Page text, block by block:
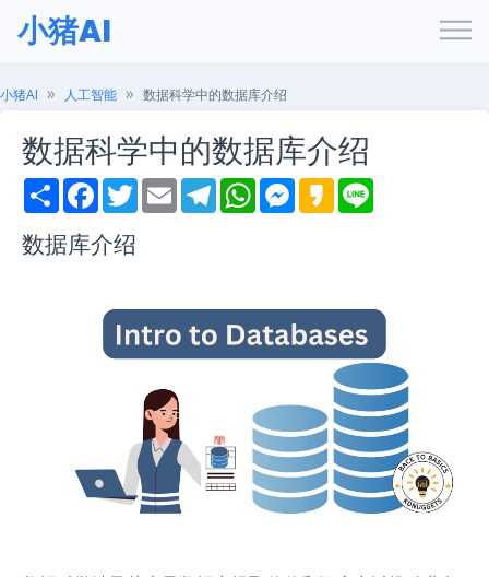
小猪AI
小猪AI 人工智能 数据科学中的数据库介绍
数据科学中的数据库介绍
S
h
r
e
F
a
e
b
k
T
w
E
m
T
e
m
W
h
p
M
e
e
r
K
a
数据库介绍